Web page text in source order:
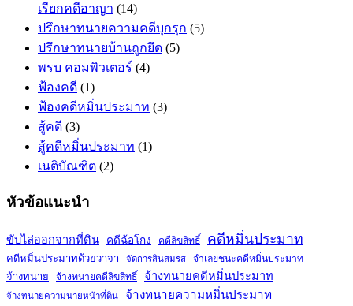
เรียกคดีอาญา (14)
ปรึกษาทนายความคดีบุกรุก (5)
ปรึกษาทนายบ้านถูกยึด (5)
พรบ คอมพิวเตอร์ (4)
ฟ้องคดี (1)
ฟ้องคดีหมิ่นประมาท (3)
สู้คดี (3)
สู้คดีหมิ่นประมาท (1)
เนติบัณฑิต (2)
หัวข้อแนะนำ
ขับไล่ออกจากที่ดิน คดีฉ้อโกง คดีลิขสิทธิ์ คดีหมิ่นประมาท
คดีหมิ่นประมาทด้วยวาจา จัดการสินสมรส จำเลยชนะคดีหมิ่นประมาท
จ้างทนาย จ้างทนายคดีลิขสิทธิ์ จ้างทนายคดีหมิ่นประมาท
จ้างทนายความนายหน้าที่ดิน จ้างทนายความหมิ่นประมาท